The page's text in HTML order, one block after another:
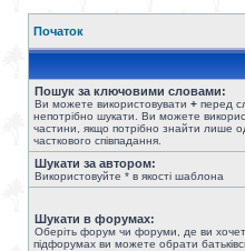
Початок
Пошук за ключовими словами:
Ви можете використовувати + перед
непотрібно шукати. Ви можете
частини, якщо потрібно знайти лише
часткового співпадання.
Шукати за автором:
Використовуйте * в якості шаблона
Шукати в форумах:
Оберіть форум чи форуми, де ви
підфорумах ви можете обрати